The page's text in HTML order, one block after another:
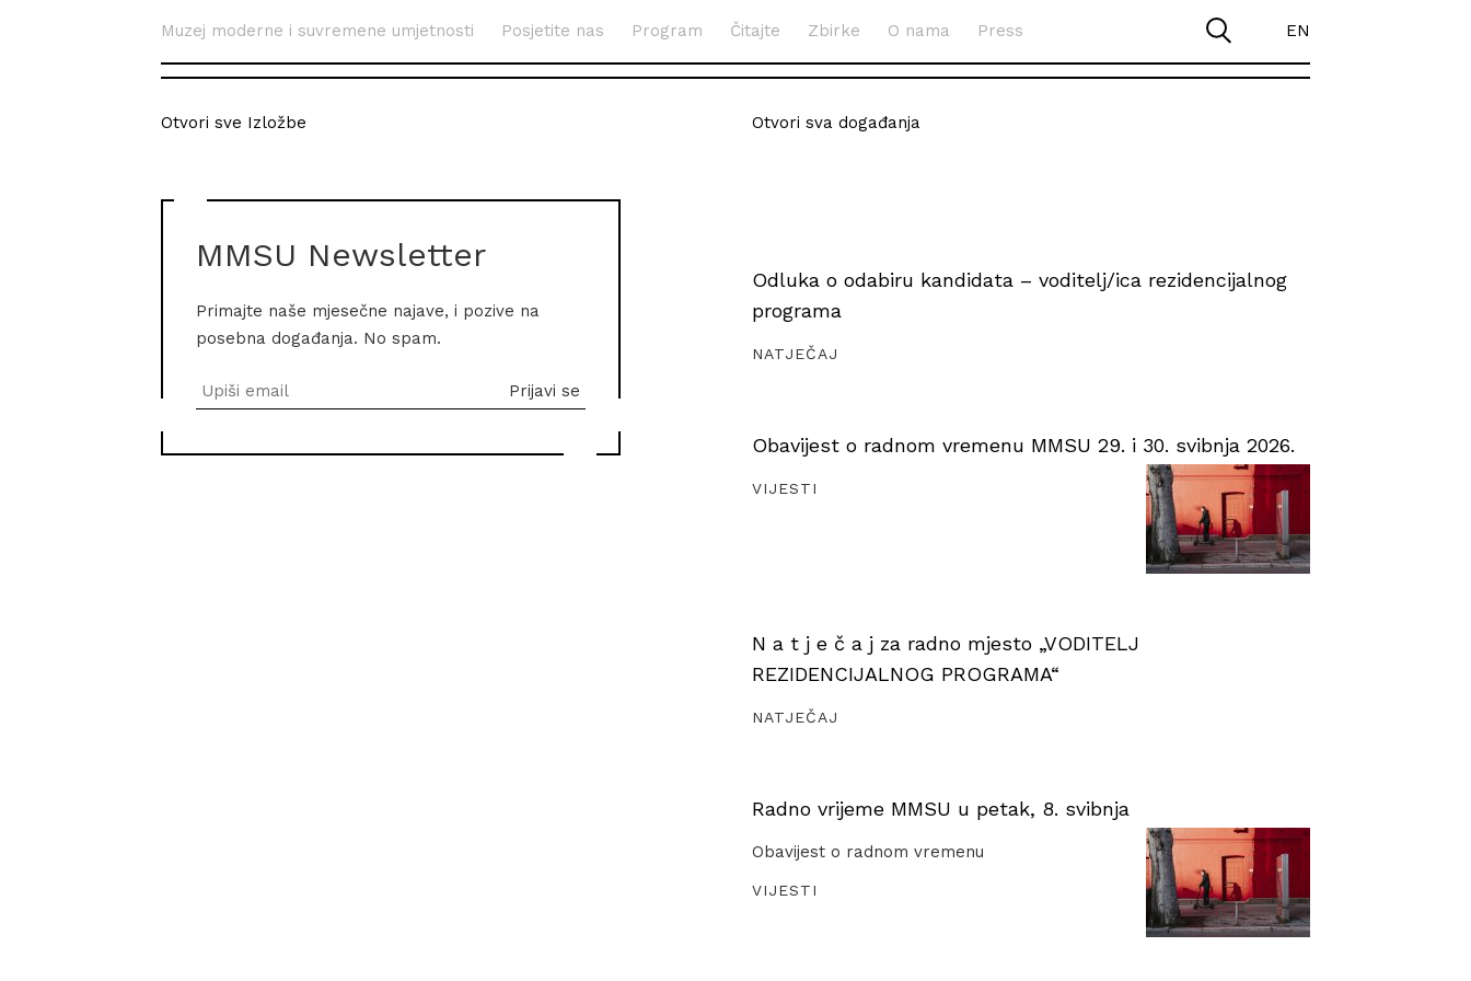
Muzej moderne i suvremene umjetnosti Posjetite nas Program Čitajte Zbirke O nama Press EN
Otvori sve Izložbe
MMSU Newsletter
Primajte naše mjesečne najave, i pozive na
posebna događanja. No spam.
Otvori sva događanja
Odluka o odabiru kandidata – voditelj/ica rezidencijalnog
programa
NATJEČAJ
Obavijest o radnom vremenu MMSU 29. i 30. svibnja 2026.
VIJESTI
N a t j e č a j za radno mjesto „VODITELJ
REZIDENCIJALNOG PROGRAMA“
NATJEČAJ
Radno vrijeme MMSU u petak, 8. svibnja
Obavijest o radnom vremenu
VIJESTI